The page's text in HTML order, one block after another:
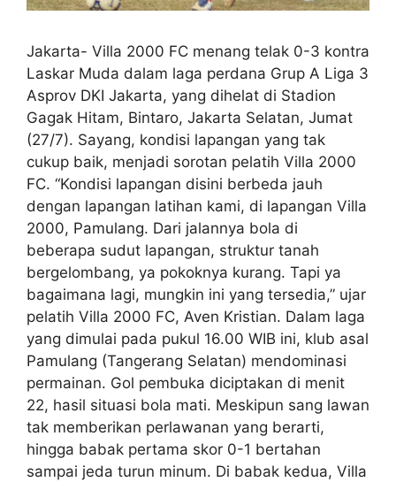
Jakarta- Villa 2000 FC menang telak 0-3 kontra
Laskar Muda dalam laga perdana Grup A Liga 3
Asprov DKI Jakarta, yang dihelat di Stadion
Gagak Hitam, Bintaro, Jakarta Selatan, Jumat
(27/7). Sayang, kondisi lapangan yang tak
cukup baik, menjadi sorotan pelatih Villa 2000
FC. “Kondisi lapangan disini berbeda jauh
dengan lapangan latihan kami, di lapangan Villa
2000, Pamulang. Dari jalannya bola di
beberapa sudut lapangan, struktur tanah
bergelombang, ya pokoknya kurang. Tapi ya
bagaimana lagi, mungkin ini yang tersedia,” ujar
pelatih Villa 2000 FC, Aven Kristian. Dalam laga
yang dimulai pada pukul 16.00 WIB ini, klub asal
Pamulang (Tangerang Selatan) mendominasi
permainan. Gol pembuka diciptakan di menit
22, hasil situasi bola mati. Meskipun sang lawan
tak memberikan perlawanan yang berarti,
hingga babak pertama skor 0-1 bertahan
sampai jeda turun minum. Di babak kedua, Villa